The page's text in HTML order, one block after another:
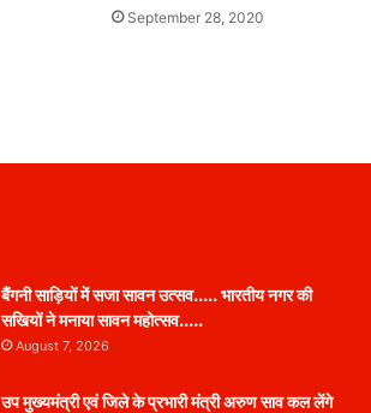
September 28, 2020
बैंगनी साड़ियों में सजा सावन उत्सव….. भारतीय नगर की
सखियों ने मनाया सावन महोत्सव…..
August 7, 2026
उप मुख्यमंत्री एवं जिले के प्रभारी मंत्री अरुण साव कल लेंगे